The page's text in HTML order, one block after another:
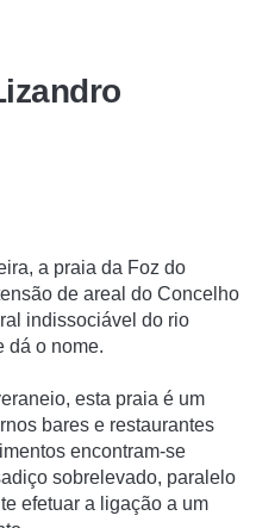
a praia da Foz do
de areal do Concelho
indissociável do rio
dá o nome.
esta praia é um
bares e restaurantes
encontram-se
sobrelevado, paralelo
efetuar a ligação a um